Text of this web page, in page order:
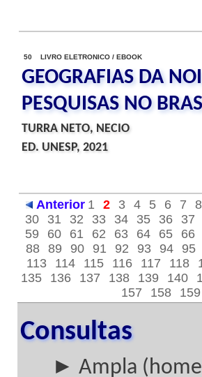
50 LIVRO ELETRONICO / EBOOK
GEOGRAFIAS DA
PESQUISAS NO
TURRA NETO, NECIO
ED. UNESP, 2021
Anterior 1 2 3 4 5 6 7 8
30
31 32 33 34 35 36 37
59
60 61 62 63 64 65 66
88 89 90 91 92 93 94 95
113
114 115 116 117 118
135
136 137 138 139 140
157
158 159
Consultas
► Ampla